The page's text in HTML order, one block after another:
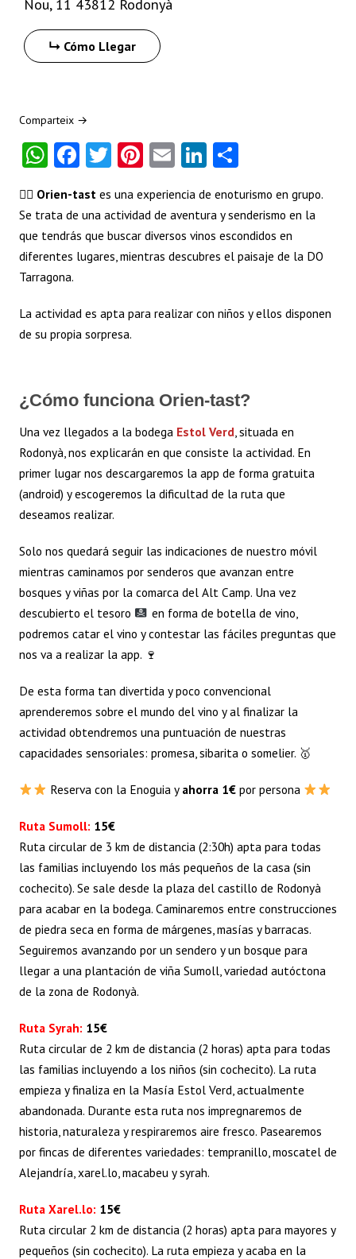
Nou, 11 43812 Rodonyà
Cómo Llegar
Comparteix →
W
ts
A
p
p
Fa
b
o
o
T
itt
er
Pi
er
es
t
E
ai
l
Li
e
dI
n
re
👉🏼 Orien-tast es una experiencia de enoturismo en grupo.
Se trata de una actividad de aventura y senderismo en la
que tendrás que buscar diversos vinos escondidos en
diferentes lugares, mientras descubres el paisaje de la DO
Tarragona.
La actividad es apta para realizar con niños y ellos disponen
de su propia sorpresa.
¿Cómo funciona Orien-tast?
Una vez llegados a la bodega Estol Verd, situada en
Rodonyà, nos explicarán en que consiste la actividad. En
primer lugar nos descargaremos la app de forma gratuita
(android) y escogeremos la dificultad de la ruta que
deseamos realizar.
Solo nos quedará seguir las indicaciones de nuestro móvil
mientras caminamos por senderos que avanzan entre
bosques y viñas por la comarca del Alt Camp. Una vez
descubierto el tesoro
en forma de botella de vino,
podremos catar el vino y contestar las fáciles preguntas que
nos va a realizar la app. 🍷
De esta forma tan divertida y poco convencional
aprenderemos sobre el mundo del vino y al finalizar la
actividad obtendremos una puntuación de nuestras
capacidades sensoriales: promesa, sibarita o somelier. 🥇
Reserva con la Enoguia y ahorra 1€ por persona
Ruta Sumoll: 15€
Ruta circular de 3 km de distancia (2:30h) apta para todas
las familias incluyendo los más pequeños de la casa (sin
cochecito). Se sale desde la plaza del castillo de Rodonyà
para acabar en la bodega. Caminaremos entre construcciones
de piedra seca en forma de márgenes, masías y barracas.
Seguiremos avanzando por un sendero y un bosque para
llegar a una plantación de viña Sumoll, variedad autóctona
de la zona de Rodonyà.
Ruta Syrah: 15€
Ruta circular de 2 km de distancia (2 horas) apta para todas
las familias incluyendo a los niños (sin cochecito). La ruta
empieza y finaliza en la Masía Estol Verd, actualmente
abandonada. Durante esta ruta nos impregnaremos de
historia, naturaleza y respiraremos aire fresco. Pasearemos
por fincas de diferentes variedades: tempranillo, moscatel de
Alejandría, xarel.lo, macabeu y syrah.
Ruta Xarel.lo: 15€
Ruta circular 2 km de distancia (2 horas) apta para mayores y
pequeños (sin cochecito). La ruta empieza y acaba en la